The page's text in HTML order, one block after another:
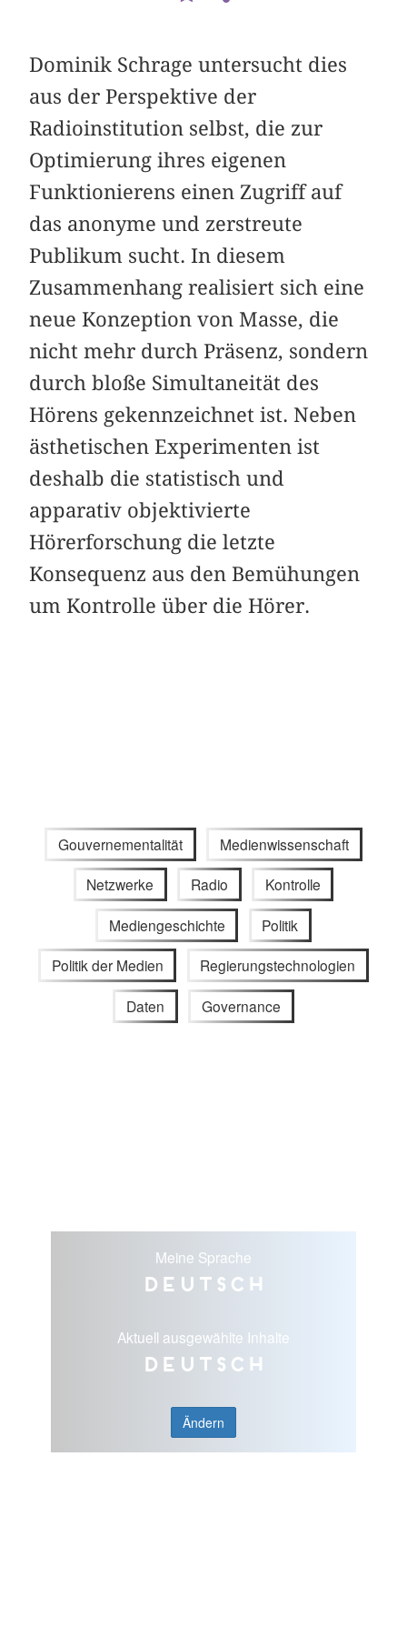
Dominik Schrage untersucht dies
aus der Perspektive der
Radioinstitution selbst, die zur
Optimierung ihres eigenen
Funktionierens einen Zugriff auf
das anonyme und zerstreute
Publikum sucht. In diesem
Zusammenhang realisiert sich eine
neue Konzeption von Masse, die
nicht mehr durch Präsenz, sondern
durch bloße Simultaneität des
Hörens gekennzeichnet ist. Neben
ästhetischen Experimenten ist
deshalb die statistisch und
apparativ objektivierte
Hörerforschung die letzte
Konsequenz aus den Bemühungen
um Kontrolle über die Hörer.
Gouvernementalität Medienwissenschaft
Netzwerke Radio Kontrolle
Mediengeschichte Politik
Politik der Medien Regierungstechnologien
Daten Governance
Meine Sprache
Deutsch
Aktuell ausgewählte Inhalte
Deutsch
Ändern